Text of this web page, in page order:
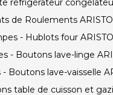
réfrigérateur
de Roulements
- Hublots four
- Boutons lave-linge
Boutons lave-vaisselle
table de cuisson et